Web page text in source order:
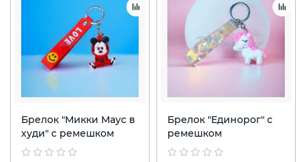
Брелок "Микки Маус в
худи" с ремешком
Брелок "Единорог" с
ремешком